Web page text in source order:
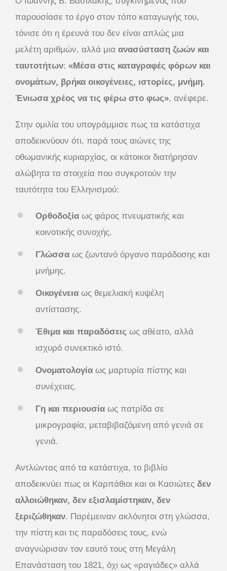
παρουσίασε το έργο στον τόπο καταγωγής του,
τόνισε ότι η έρευνά του δεν είναι απλώς μια
μελέτη αριθμών, αλλά μια ανασύσταση ζωών και
ταυτοτήτων: «Μέσα στις καταγραφές φόρων και
ονομάτων, βρήκα οικογένειες, ιστορίες, μνήμη.
Ένιωσα χρέος να τις φέρω στο φως», ανέφερε.
Στην ομιλία του υπογράμμισε πως τα κατάστιχα
αποδεικνύουν ότι, παρά τους αιώνες της
οθωμανικής κυριαρχίας, οι κάτοικοι διατήρησαν
αλώβητα τα στοιχεία που συγκροτούν την
ταυτότητα του Ελληνισμού:
Ορθοδοξία ως φάρος πνευματικής και
κοινοτικής συνοχής.
Γλώσσα ως ζωντανό όργανο παράδοσης και
μνήμης.
Οικογένεια ως θεμελιακή κυψέλη
αντίστασης.
Έθιμα και παραδόσεις ως αθέατο, αλλά
ισχυρό συνεκτικό ιστό.
Ονοματολογία ως μαρτυρία πίστης και
συνέχειας.
Γη και περιουσία ως πατρίδα σε
μικρογραφία, μεταβιβαζόμενη από γενιά σε
γενιά.
Αντλώντας από τα κατάστιχα, το βιβλίο
αποδεικνύει πως οι Καρπάθιοι και οι Κασιώτες δεν
αλλοιώθηκαν, δεν εξισλαμίστηκαν, δεν
ξεριζώθηκαν. Παρέμειναν ακλόνητοι στη γλώσσα,
την πίστη και τις παραδόσεις τους, ενώ
αναγνώρισαν τον εαυτό τους στη Μεγάλη
Επανάσταση του 1821, όχι ως «ραγιάδες» αλλά